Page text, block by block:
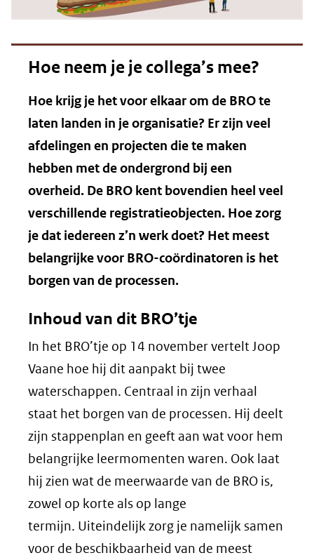
Hoe neem je je collega’s mee?
Hoe krijg je het voor elkaar om de BRO te
laten landen in je organisatie? Er zijn veel
afdelingen en projecten die te maken
hebben met de ondergrond bij een
overheid. De BRO kent bovendien heel veel
verschillende registratieobjecten. Hoe zorg
je dat iedereen z’n werk doet? Het meest
belangrijke voor BRO-coördinatoren is het
borgen van de processen.
Inhoud van dit BRO’tje
In het BRO’tje op 14 november vertelt Joop
Vaane hoe hij dit aanpakt bij twee
waterschappen. Centraal in zijn verhaal
staat het borgen van de processen. Hij deelt
zijn stappenplan en geeft aan wat voor hem
belangrijke leermomenten waren. Ook laat
hij zien wat de meerwaarde van de BRO is,
zowel op korte als op lange
termijn. Uiteindelijk zorg je namelijk samen
voor de beschikbaarheid van de meest